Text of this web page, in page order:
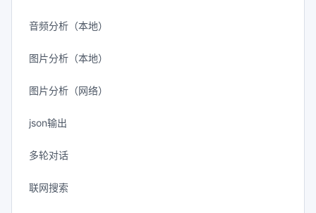
音频分析（本地）
图片分析（本地）
图片分析（网络）
json输出
多轮对话
联网搜索